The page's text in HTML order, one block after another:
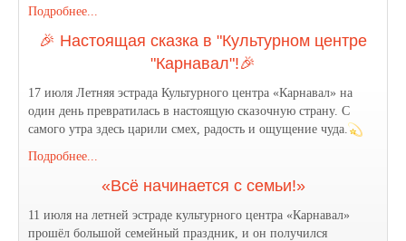
Подробнее...
🎉 Настоящая сказка в "Культурном центре
"Карнавал"!🎉
17 июля Летняя эстрада Культурного центра «Карнавал» на
один день превратилась в настоящую сказочную страну. С
самого утра здесь царили смех, радость и ощущение чуда.
Подробнее...
«Всё начинается с семьи!»
11 июля на летней эстраде культурного центра «Карнавал»
прошёл большой семейный праздник, и он получился